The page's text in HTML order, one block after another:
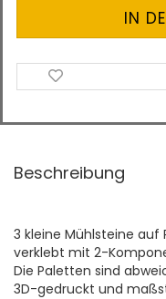
Beschreibung
3 kleine Mühlsteine auf
verklebt mit 2-
Die Paletten sind
3D-gedruckt und